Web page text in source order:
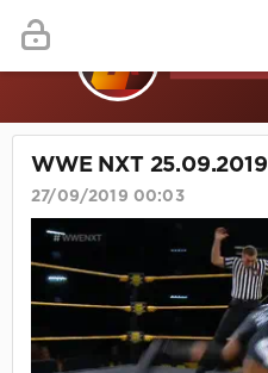
WWE NXT 25.09.2019
27/09/2019 00:03